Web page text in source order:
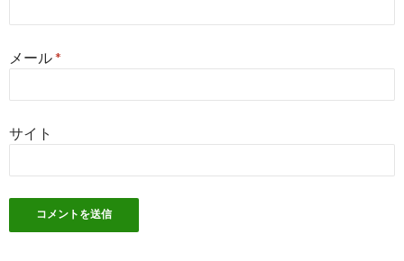
メール*
サイト